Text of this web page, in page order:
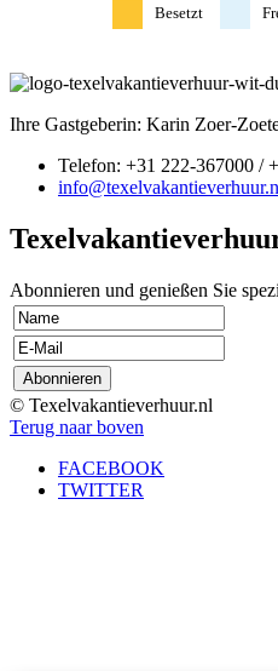
Besetzt
Ihre Gastgeberin: Karin Zoer-
Telefon: +31 222-367000 /
Abonnieren und genießen Sie
© Texelvakantieverhuur.nl
Terug naar boven
FACEBOOK
TWITTER